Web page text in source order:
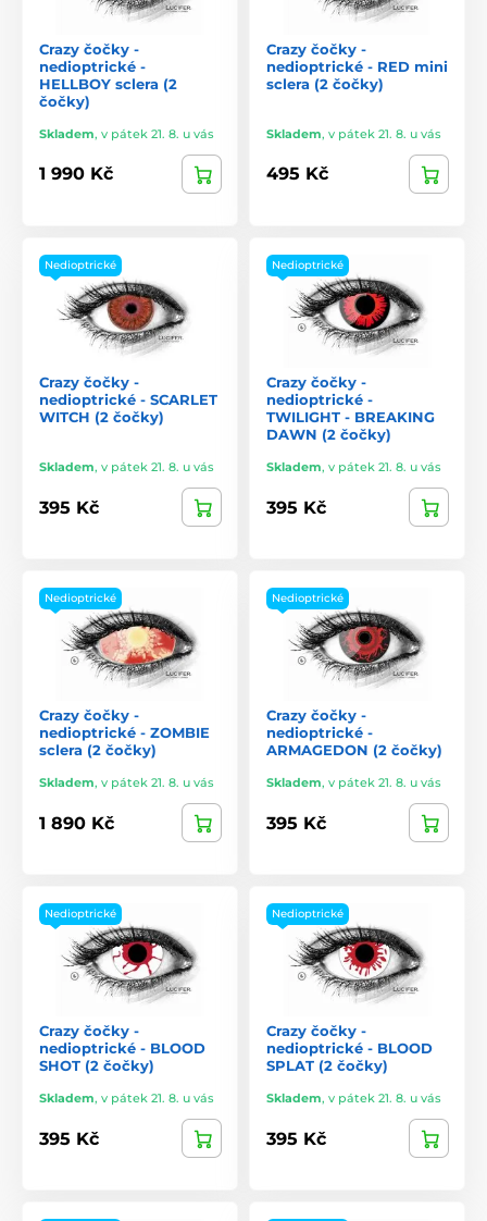
Crazy čočky -
nedioptrické -
HELLBOY sclera (2
čočky)
Skladem, v pátek 21. 8. u vás
1 990 Kč
Crazy čočky -
nedioptrické - RED mini
sclera (2 čočky)
Skladem, v pátek 21. 8. u vás
495 Kč
Nedioptrické
Crazy čočky -
nedioptrické - SCARLET
WITCH (2 čočky)
Skladem, v pátek 21. 8. u vás
395 Kč
Nedioptrické
Crazy čočky -
nedioptrické -
TWILIGHT - BREAKING
DAWN (2 čočky)
Skladem, v pátek 21. 8. u vás
395 Kč
Nedioptrické
Crazy čočky -
nedioptrické - ZOMBIE
sclera (2 čočky)
Skladem, v pátek 21. 8. u vás
1 890 Kč
Nedioptrické
Crazy čočky -
nedioptrické -
ARMAGEDON (2 čočky)
Skladem, v pátek 21. 8. u vás
395 Kč
Nedioptrické
Crazy čočky -
nedioptrické - BLOOD
SHOT (2 čočky)
Skladem, v pátek 21. 8. u vás
395 Kč
Nedioptrické
Crazy čočky -
nedioptrické - BLOOD
SPLAT (2 čočky)
Skladem, v pátek 21. 8. u vás
395 Kč